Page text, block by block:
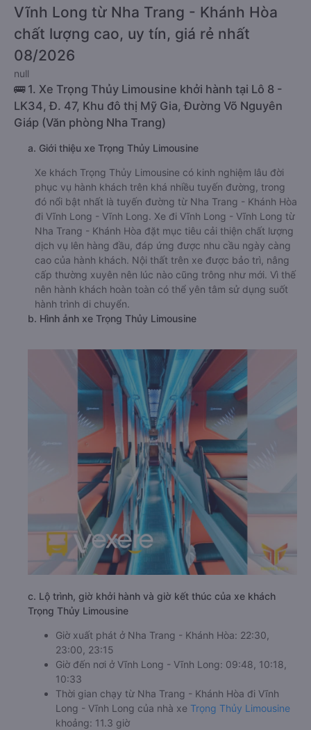
Vĩnh Long từ Nha Trang - Khánh Hòa
chất lượng cao, uy tín, giá rẻ nhất
08/2026
null
🚌 1. Xe Trọng Thủy Limousine khởi hành tại Lô 8 -
LK34, Đ. 47, Khu đô thị Mỹ Gia, Đường Võ Nguyên
Giáp (Văn phòng Nha Trang)
a. Giới thiệu xe Trọng Thủy Limousine
Xe khách Trọng Thủy Limousine có kinh nghiệm lâu đời
phục vụ hành khách trên khá nhiều tuyến đường, trong
đó nổi bật nhất là tuyến đường từ Nha Trang - Khánh Hòa
đi Vĩnh Long - Vĩnh Long. Xe đi Vĩnh Long - Vĩnh Long từ
Nha Trang - Khánh Hòa đặt mục tiêu cải thiện chất lượng
dịch vụ lên hàng đầu, đáp ứng được nhu cầu ngày càng
cao của hành khách. Nội thất trên xe được bảo trì, nâng
cấp thường xuyên nên lúc nào cũng trông như mới. Vì thế
nên hành khách hoàn toàn có thể yên tâm sử dụng suốt
hành trình di chuyển.
b. Hình ảnh xe Trọng Thủy Limousine
c. Lộ trình, giờ khởi hành và giờ kết thúc của xe khách
Trọng Thủy Limousine
Giờ xuất phát ở Nha Trang - Khánh Hòa: 22:30,
23:00, 23:15
Giờ đến nơi ở Vĩnh Long - Vĩnh Long: 09:48, 10:18,
10:33
Thời gian chạy từ Nha Trang - Khánh Hòa đi Vĩnh
Long - Vĩnh Long của nhà xe Trọng Thủy Limousine
khoảng: 11.3 giờ